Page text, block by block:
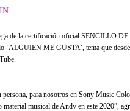
de la certificación oficial SENCILLO
ME GUSTA’, tema que desde
para nosotros en Sony Music
material musical de Andy en este 2020”,